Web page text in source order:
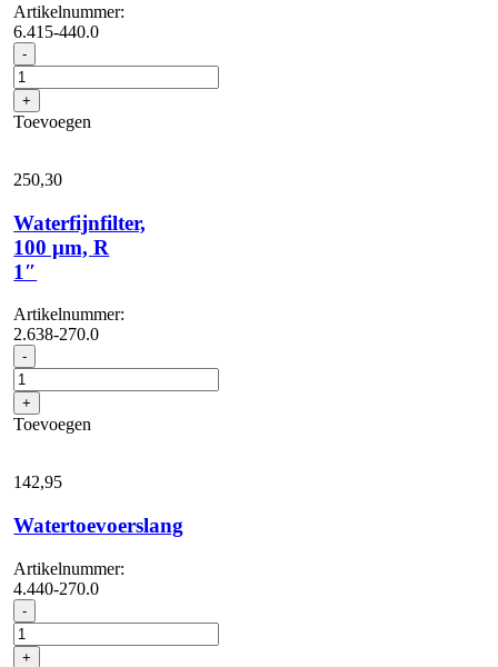
Artikelnummer:
6.415-440.0
- Roterende
rioolreinigingsspr...
aantal
+
Toevoegen
250,30
Waterfijnfilter,
100 μm, R
1″
Artikelnummer:
2.638-270.0
- Waterfijnfilter,
100
μm,
R
1"
+
Toevoegen
142,95
Watertoevoerslang
Artikelnummer:
4.440-270.0
- Watertoevoerslang
aantal
+